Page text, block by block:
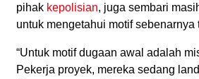
pihak kepolisian, juga sembari
untuk mengetahui motif sebenarnya
“Untuk motif dugaan awal adalah
Pekerja proyek, mereka sedang